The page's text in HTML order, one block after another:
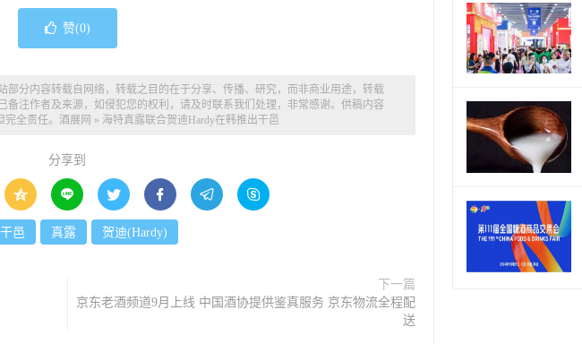
赞(0)
部分内容转载自网络，转载之目的在于分享、传播、研究，而非商业用途，转载
注作者及来源，如侵犯您的权利，请及时联系我们处理，非常感谢。供稿内容
全责任。 酒展网 » 海特真露联合贺迪Hardy在韩推出干邑
分享到
     
干邑 真露 贺迪(Hardy)
下一篇
京东老酒频道9月上线 中国酒协提供鉴真服务 京东物流全程配
送